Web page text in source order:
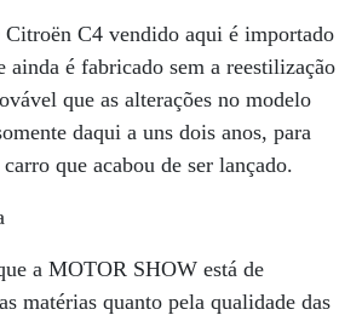
C4 vendido aqui é importado
ainda é fabricado sem a reestilização
que as alterações no modelo
daqui a uns dois anos, para
que acabou de ser lançado.
a MOTOR SHOW está de
matérias quanto pela qualidade das